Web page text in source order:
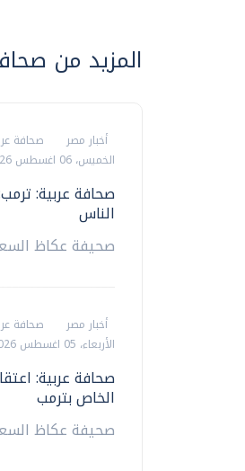
المزيد من
أخبار مصر
صحافة
الخميس، 06 اغسطس 2026 06:22 ص
صحافة عربية:
الناس
صحيفة عكاظ
أخبار مصر
صحافة
الأربعاء، 05 اغسطس 2026 06:21 ص
صحافة عربية:
الخاص بترمب
صحيفة عكاظ